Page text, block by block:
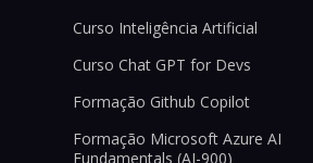
Curso Inteligência Artificial
Curso Chat GPT for Devs
Formação Github Copilot
Formação Microsoft Azure AI
Fundamentals (AI-900)